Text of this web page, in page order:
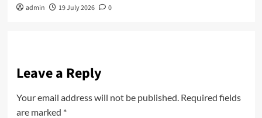
admin 19 July 2026 0
Leave a Reply
Your email address will not be published. Required fields
are marked *